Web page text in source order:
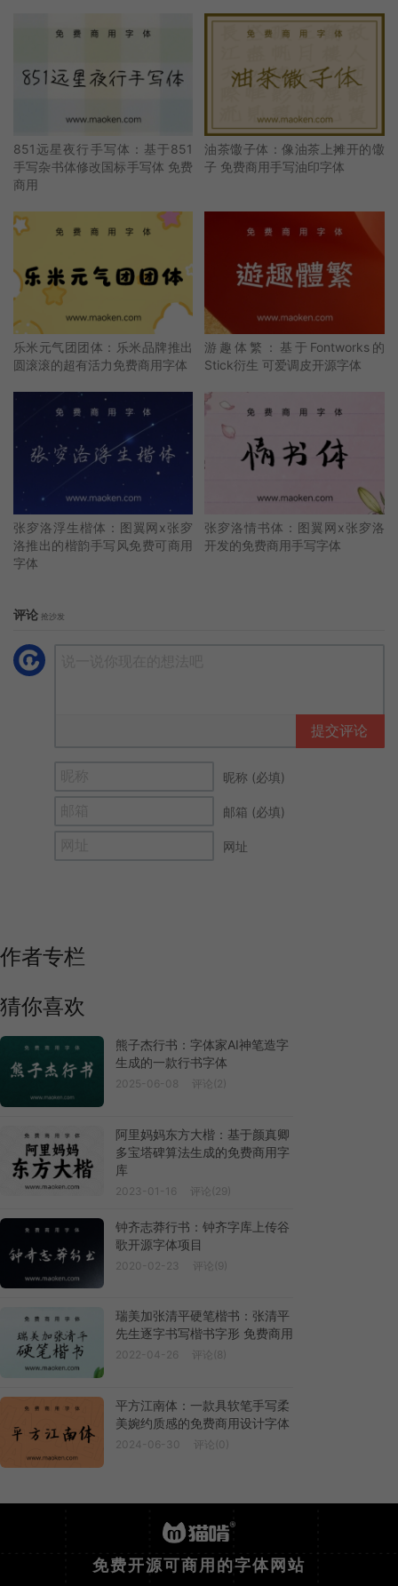
851远星夜行手写体：基于851
手写杂书体修改国标手写体 免费
商用
油茶馓子体：像油茶上摊开的馓
子 免费商用手写油印字体
乐米元气团团体：乐米品牌推出
圆滚滚的超有活力免费商用字体
游趣体繁：基于Fontworks的
Stick衍生 可爱调皮开源字体
张穸洛浮生楷体：图翼网x张穸
洛推出的楷韵手写风免费可商用
字体
张穸洛情书体：图翼网x张穸洛
开发的免费商用手写字体
评论 抢沙发
提交评论
昵称 (必填)
邮箱 (必填)
网址
作者专栏
猜你喜欢
熊子杰行书：字体家AI神笔造字
生成的一款行书字体
2025-06-08 评论(2)
阿里妈妈东方大楷：基于颜真卿
多宝塔碑算法生成的免费商用字
库
2023-01-16 评论(29)
钟齐志莽行书：钟齐字库上传谷
歌开源字体项目
2020-02-23 评论(9)
瑞美加张清平硬笔楷书：张清平
先生逐字书写楷书字形 免费商用
2022-04-26 评论(8)
平方江南体：一款具软笔手写柔
美婉约质感的免费商用设计字体
2024-06-30 评论(0)
免费开源可商用的字体网站